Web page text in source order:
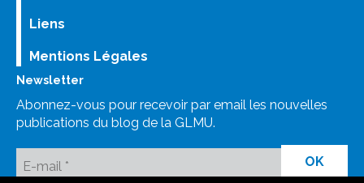
Liens
Mentions Légales
Newsletter
Abonnez-vous pour recevoir par email les nouvelles
publications du blog de la GLMU.